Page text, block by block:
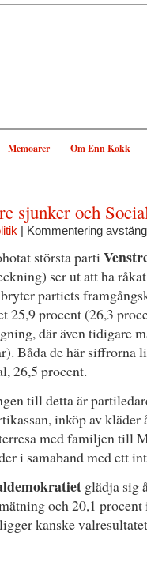
Memoarer Om Enn Kokk
sjunker och
| Kommentering
största parti
ser ut att ha
partiets
25,9 procent (26,3
där även tidigare
Båda de här siffrorna
26,5 procent.
till detta är
inköp av
med familjen till
i samaband med ett
glädja sig
och 20,1
kanske